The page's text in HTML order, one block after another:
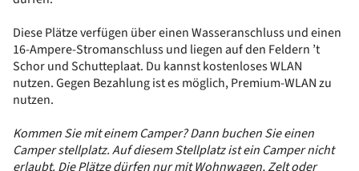
Diese Plätze verfügen über einen Wasseranschluss und einen
16-Ampere-Stromanschluss und liegen auf den Feldern ’t
Schor und Schutteplaat. Du kannst kostenloses WLAN
nutzen. Gegen Bezahlung ist es möglich, Premium‑WLAN zu
nutzen.
Kommen Sie mit einem Camper? Dann buchen Sie einen
Camper stellplatz. Auf diesem Stellplatz ist ein Camper nicht
erlaubt. Die Plätze dürfen nur mit Wohnwagen, Zelt oder